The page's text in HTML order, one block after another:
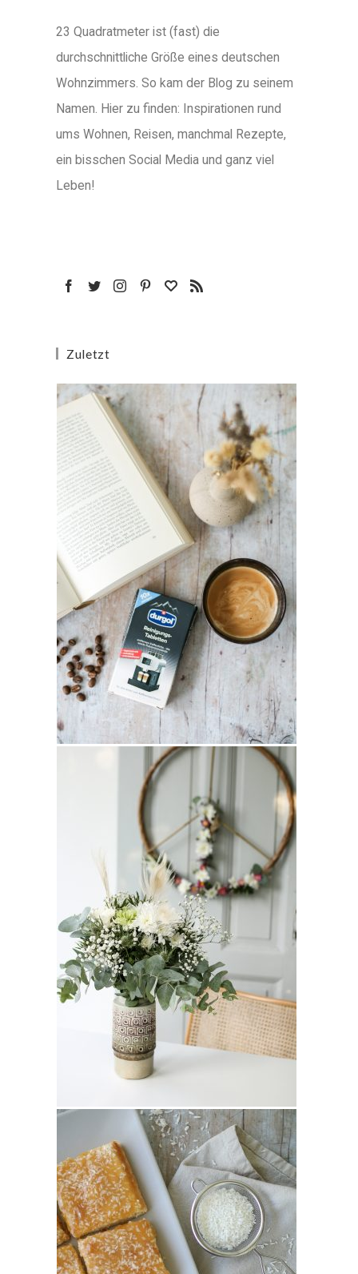
23 Quadratmeter ist (fast) die
durchschnittliche Größe eines deutschen
Wohnzimmers. So kam der Blog zu seinem
Namen. Hier zu finden: Inspirationen rund
ums Wohnen, Reisen, manchmal Rezepte,
ein bisschen Social Media und ganz viel
Leben!
Zuletzt